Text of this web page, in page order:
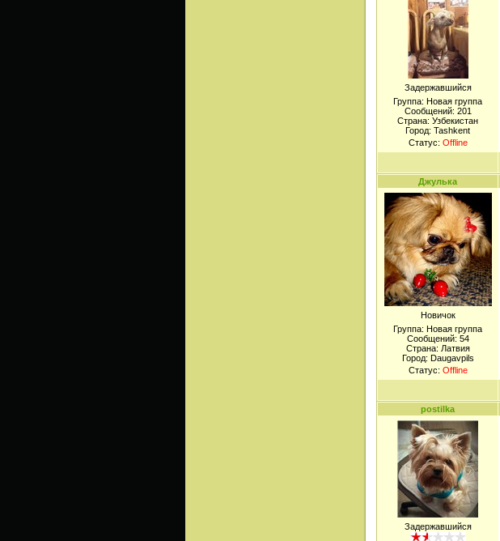
Задержавшийся
Группа: Новая группа
Сообщений: 201
Страна: Узбекистан
Город: Tashkent
Статус: Offline
Джулька
Новичок
Группа: Новая группа
Сообщений: 54
Страна: Латвия
Город: Daugavpils
Статус: Offline
postilka
Задержавшийся